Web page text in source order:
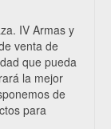
IV Armas y
venta de
que pueda
la mejor
de
para